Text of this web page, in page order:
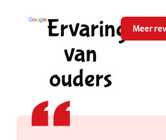
Ervaringen
van
ouders
Meer